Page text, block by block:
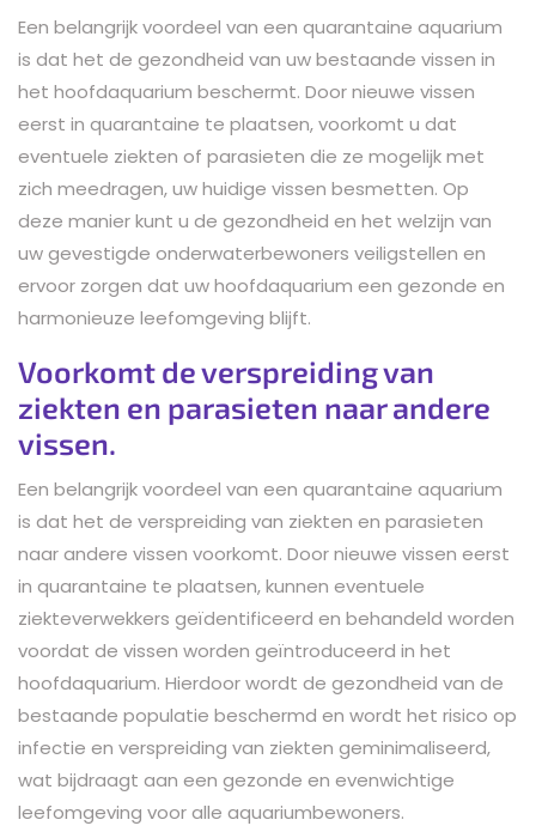
Een belangrijk voordeel van een quarantaine aquarium
is dat het de gezondheid van uw bestaande vissen in
het hoofdaquarium beschermt. Door nieuwe vissen
eerst in quarantaine te plaatsen, voorkomt u dat
eventuele ziekten of parasieten die ze mogelijk met
zich meedragen, uw huidige vissen besmetten. Op
deze manier kunt u de gezondheid en het welzijn van
uw gevestigde onderwaterbewoners veiligstellen en
ervoor zorgen dat uw hoofdaquarium een gezonde en
harmonieuze leefomgeving blijft.
Voorkomt de verspreiding van
ziekten en parasieten naar andere
vissen.
Een belangrijk voordeel van een quarantaine aquarium
is dat het de verspreiding van ziekten en parasieten
naar andere vissen voorkomt. Door nieuwe vissen eerst
in quarantaine te plaatsen, kunnen eventuele
ziekteverwekkers geïdentificeerd en behandeld worden
voordat de vissen worden geïntroduceerd in het
hoofdaquarium. Hierdoor wordt de gezondheid van de
bestaande populatie beschermd en wordt het risico op
infectie en verspreiding van ziekten geminimaliseerd,
wat bijdraagt aan een gezonde en evenwichtige
leefomgeving voor alle aquariumbewoners.